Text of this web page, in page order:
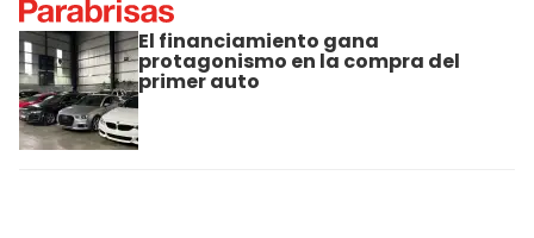
El financiamiento gana
protagonismo en la compra del
primer auto